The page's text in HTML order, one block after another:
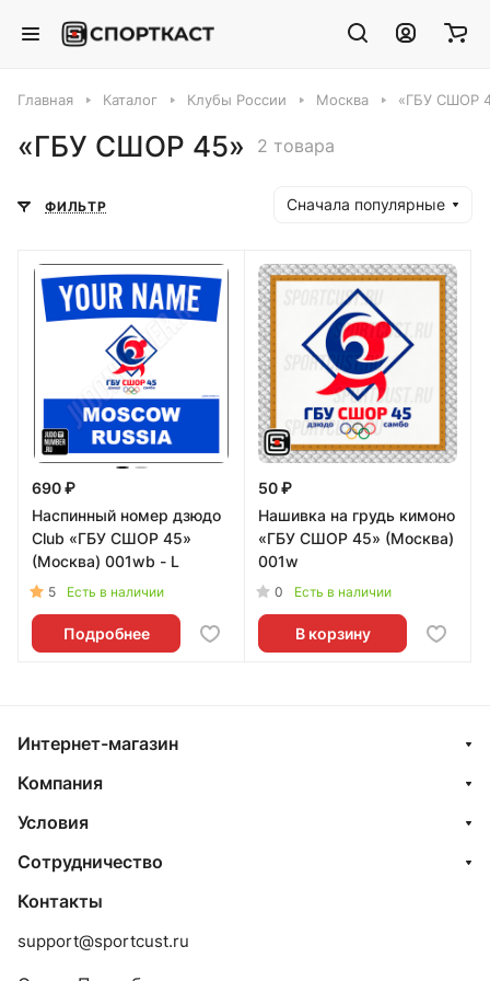
Главная Каталог Клубы России Москва «ГБУ СШОР
«ГБУ СШОР 45» 2 товара
ФИЛЬТР Сначала популярные
690 ₽
Наспинный номер дзюдо
Club «ГБУ СШОР 45»
(Москва) 001wb - L
5 Есть в наличии
Подробнее
50 ₽
Нашивка на грудь кимоно
«ГБУ СШОР 45» (Москва)
001w
0 Есть в наличии
В корзину
Интернет-магазин
Компания
Условия
Сотрудничество
Контакты
support@sportcust.ru